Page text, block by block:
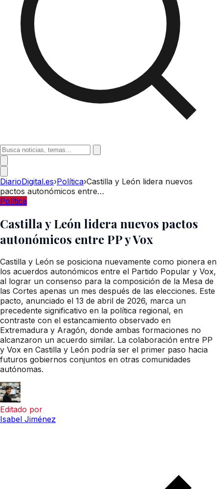
DiarioDigital.es›Política›Castilla y León lidera nuevos
pactos autonómicos entre…
Política
Castilla y León lidera nuevos pactos
autonómicos entre PP y Vox
Castilla y León se posiciona nuevamente como pionera en
los acuerdos autonómicos entre el Partido Popular y Vox,
al lograr un consenso para la composición de la Mesa de
las Cortes apenas un mes después de las elecciones. Este
pacto, anunciado el 13 de abril de 2026, marca un
precedente significativo en la política regional, en
contraste con el estancamiento observado en
Extremadura y Aragón, donde ambas formaciones no
alcanzaron un acuerdo similar. La colaboración entre PP
y Vox en Castilla y León podría ser el primer paso hacia
futuros gobiernos conjuntos en otras comunidades
autónomas.
Editado por
Isabel Jiménez